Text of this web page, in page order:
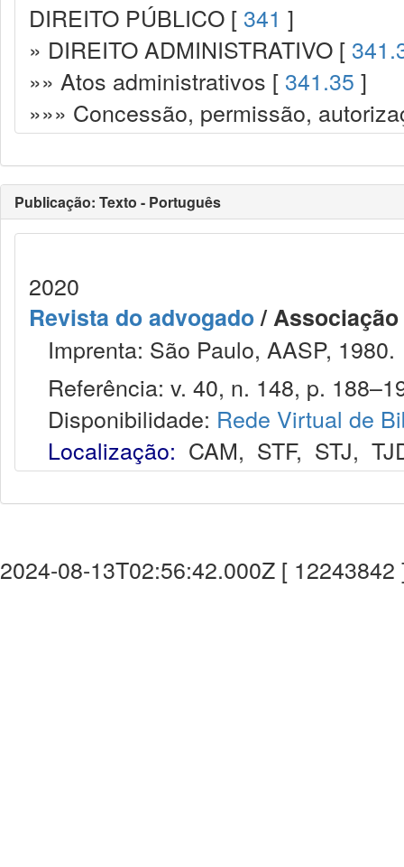
DIREITO PÚBLICO [ 341 ]
» DIREITO ADMINISTRATIVO [
»» Atos administrativos [ 341.35 ]
»»» Concessão, permissão,
Publicação: Texto - Português
2020
Revista do advogado/
Imprenta: São Paulo, AASP, 1980.
Referência: v. 40, n. 148, p.
Disponibilidade: Rede Virtual de
Localização: CAM, STF, STJ,
2024-08-13T02:56:42.000Z [ 12243842